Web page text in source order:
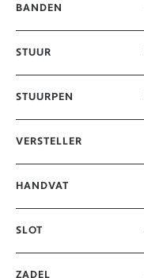
BANDEN
STUUR
STUURPEN
VERSTELLER
HANDVAT
SLOT
ZADEL